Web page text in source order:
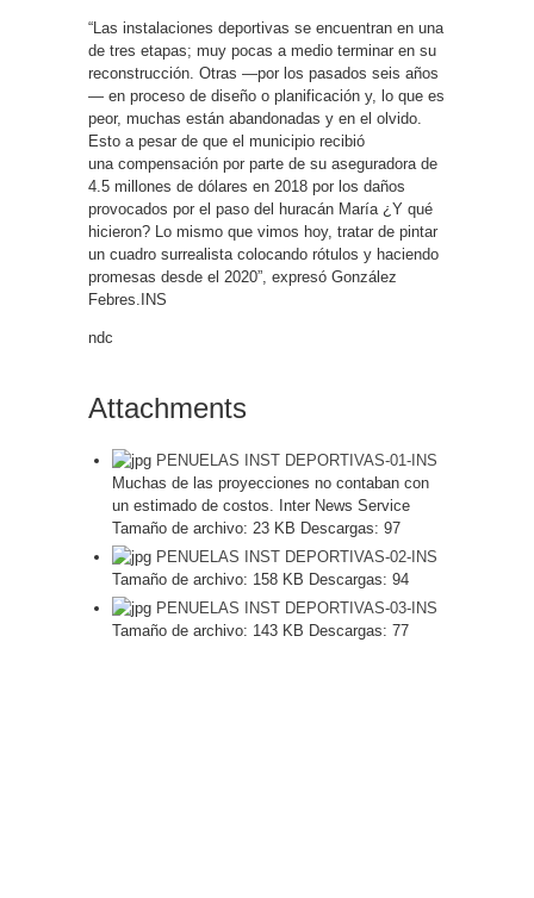
“Las instalaciones deportivas se encuentran en una
de tres etapas; muy pocas a medio terminar en su
reconstrucción. Otras —por los pasados seis años
— en proceso de diseño o planificación y, lo que es
peor, muchas están abandonadas y en el olvido.
Esto a pesar de que el municipio recibió
una compensación por parte de su aseguradora de
4.5 millones de dólares en 2018 por los daños
provocados por el paso del huracán María ¿Y qué
hicieron? Lo mismo que vimos hoy, tratar de pintar
un cuadro surrealista colocando rótulos y haciendo
promesas desde el 2020”, expresó González
Febres.INS
ndc
Attachments
PENUELAS INST DEPORTIVAS-01-INS
Muchas de las proyecciones no contaban con
un estimado de costos. Inter News Service
Tamaño de archivo: 23 KB Descargas: 97
PENUELAS INST DEPORTIVAS-02-INS
Tamaño de archivo: 158 KB Descargas: 94
PENUELAS INST DEPORTIVAS-03-INS
Tamaño de archivo: 143 KB Descargas: 77